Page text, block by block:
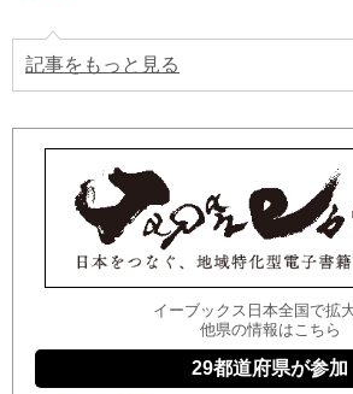
記事をもっと見る
イーブックス日本全国で拡
他県の情報はこちら
29都道府県が参加